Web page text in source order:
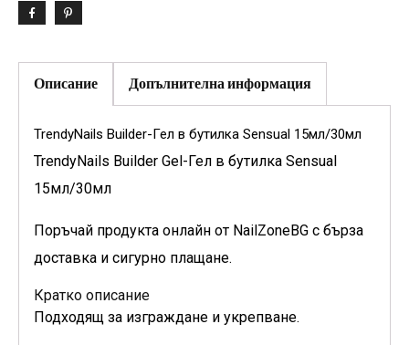
Описание Допълнителна информация
TrendyNails Builder-Гел в бутилка Sensual 15мл/30мл
TrendyNails Builder Gel-Гел в бутилка Sensual
15мл/30мл
Поръчай продукта онлайн от NailZoneBG с бърза
доставка и сигурно плащане.
Кратко описание
Подходящ за изграждане и укрепване.